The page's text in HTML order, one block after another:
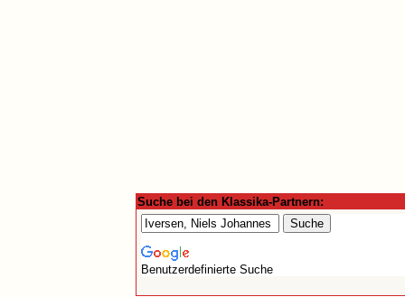
Suche bei den Klassika-Partnern:
Benutzerdefinierte Suche